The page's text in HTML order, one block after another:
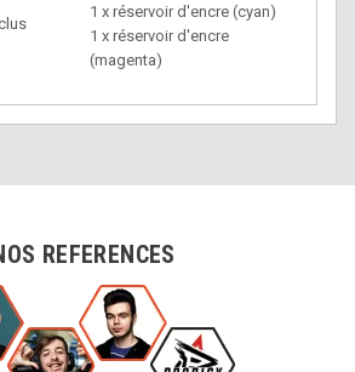
1 x réservoir d'encre (cyan)
1 x réservoir d'encre
(magenta)
REFERENCES